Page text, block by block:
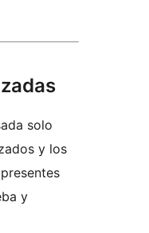
solo
y los
y